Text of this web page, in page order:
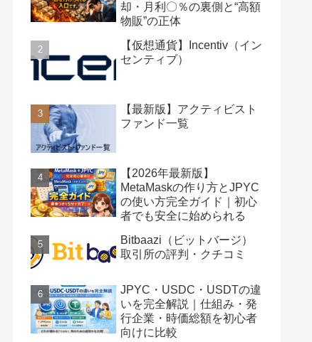
却・月利〇％の裏側と“高額
物販”の正体
【仮想通貨】Incentiv（イン
センティブ）
【最新版】アクティビスト
ファンド一覧
【2026年最新版】
MetaMaskの作り方とJPYC
の使い方完全ガイド｜初心
者でも安全に始められる
Bitbaazi（ビットバージ）
取引所の評判・クチコミ
JPYC・USDC・USDTの違
いを完全解説｜仕組み・発
行企業・時価総額を初心者
向けに比較